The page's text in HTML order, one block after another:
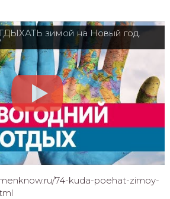
зимой на Новый год.
74-kuda-poehat-zimoy-